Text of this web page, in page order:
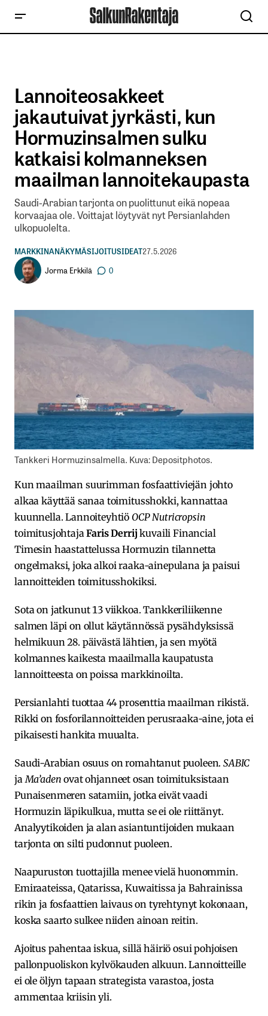
Lannoiteosakkeet
jakautuivat jyrkästi, kun
Hormuzinsalmen sulku
katkaisi kolmanneksen
maailman lannoitekaupasta
Saudi-Arabian tarjonta on puolittunut eikä nopeaa
korvaajaa ole. Voittajat löytyvät nyt Persianlahden
ulkopuolelta.
MARKKINANÄKYMÄSIJOITUSIDEAT27.5.2026
Jorma Erkkilä
0
Tankkeri Hormuzinsalmella. Kuva: Depositphotos.
Kun maailman suurimman fosfaattiviejän johto
alkaa käyttää sanaa toimitusshokki, kannattaa
kuunnella. Lannoiteyhtiö OCP Nutricropsin
toimitusjohtajaFaris Derrij kuvaili Financial
Timesin haastattelussa Hormuzin tilannetta
ongelmaksi, joka alkoi raaka-ainepulana ja paisui
lannoitteiden toimitusshokiksi.
Sota on jatkunut 13 viikkoa. Tankkeriliikenne
salmen läpi on ollut käytännössä pysähdyksissä
helmikuun 28. päivästä lähtien, ja sen myötä
kolmannes kaikesta maailmalla kaupatusta
lannoitteesta on poissa markkinoilta.
Persianlahti tuottaa 44 prosenttia maailman rikistä.
Rikki on fosforilannoitteiden perusraaka-aine, jota ei
pikaisesti hankita muualta.
Saudi-Arabian osuus on romahtanut puoleen.SABIC
ja Ma’aden ovat ohjanneet osan toimituksistaan
Punaisenmeren satamiin, jotka eivät vaadi
Hormuzin läpikulkua, mutta se ei ole riittänyt.
Analyytikoiden ja alan asiantuntijoiden mukaan
tarjonta on silti pudonnut puoleen.
Naapuruston tuottajilla menee vielä huonommin.
Emiraateissa, Qatarissa, Kuwaitissa ja Bahrainissa
rikin ja fosfaattien laivaus on tyrehtynyt kokonaan,
koska saarto sulkee niiden ainoan reitin.
Ajoitus pahentaa iskua, sillä häiriö osui pohjoisen
pallonpuoliskon kylvökauden alkuun. Lannoitteille
ei ole öljyn tapaan strategista varastoa, josta
ammentaa kriisin yli.